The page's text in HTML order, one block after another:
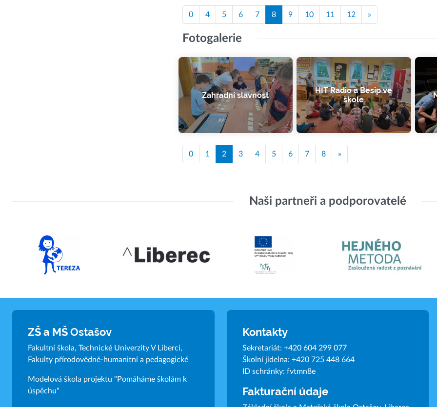
0 4 5 6 7 8 9 10 11 12 »
Fotogalerie
Zahradní slavnost
HIT Radio a Besip ve
škole
0 1 2 3 4 5 6 7 8 »
Naši partneři a podporovatelé
ZŠ a MŠ Ostašov
Fakultní škola, Technické Univerzity V Liberci,
Fakulty přírodovědně-humanitní a pedagogické
Modelová škola projektu "Pomáháme školám k
úspěchu"
Kontakty
Sekretariát: +420 604 299 077
Školní jídelna: +420 725 448 664
ID schránky: fvtmn8e
Fakturační údaje